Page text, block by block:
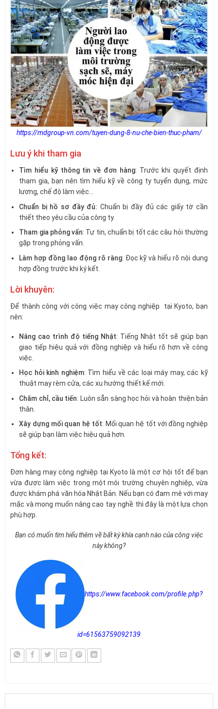
https://mdgroup-vn.com/tuyen-dung-8-nu-che-bien-thuc-pham/
Lưu ý khi tham gia
Tìm hiểu kỹ thông tin về đơn hàng: Trước khi quyết định
tham gia, bạn nên tìm hiểu kỹ về công ty tuyển dụng, mức
lương, chế độ làm việc…
Chuẩn bị hồ sơ đầy đủ: Chuẩn bị đầy đủ các giấy tờ cần
thiết theo yêu cầu của công ty.
Tham gia phỏng vấn: Tự tin, chuẩn bị tốt các câu hỏi thường
gặp trong phỏng vấn.
Làm hợp đồng lao động rõ ràng: Đọc kỹ và hiểu rõ nội dung
hợp đồng trước khi ký kết.
Lời khuyên:
Để thành công với công việc may công nghiệp tại Kyoto, bạn
nên:
Nâng cao trình độ tiếng Nhật: Tiếng Nhật tốt sẽ giúp bạn
giao tiếp hiệu quả với đồng nghiệp và hiểu rõ hơn về công
việc.
Học hỏi kinh nghiệm: Tìm hiểu về các loại máy may, các kỹ
thuật may rèm cửa, các xu hướng thiết kế mới.
Chăm chỉ, cầu tiến: Luôn sẵn sàng học hỏi và hoàn thiện bản
thân.
Xây dựng mối quan hệ tốt: Mối quan hệ tốt với đồng nghiệp
sẽ giúp bạn làm việc hiệu quả hơn.
Tổng kết:
Đơn hàng may công nghiệp tại Kyoto là một cơ hội tốt để bạn
vừa được làm việc trong một môi trường chuyên nghiệp, vừa
được khám phá văn hóa Nhật Bản. Nếu bạn có đam mê với may
mặc và mong muốn nâng cao tay nghề thì đây là một lựa chọn
phù hợp.
Bạn có muốn tìm hiểu thêm về bất kỳ khía cạnh nào của công việc
này không?
https://www.facebook.com/profile.php?
id=61563759092139